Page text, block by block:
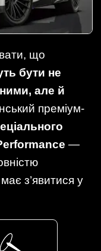
що
бути не
але й
преміум-
—
з’явитися у